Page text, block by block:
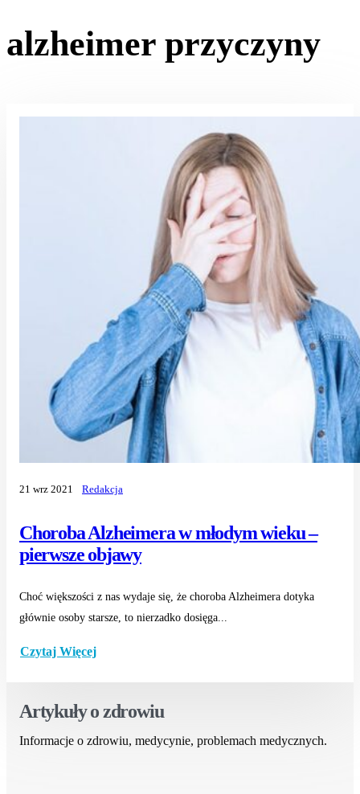
alzheimer przyczyny
Choroba Alzheimera w młodym wieku –
pierwsze objawy
21 wrz 2021 Redakcja
Choć większości z nas wydaje się, że choroba Alzheimera dotyka
głównie osoby starsze, to nierzadko dosięga...
Czytaj Więcej
Artykuły o zdrowiu
Informacje o zdrowiu, medycynie, problemach medycznych.